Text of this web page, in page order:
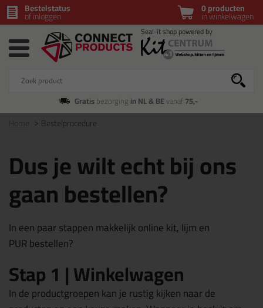
0 producten
in winkelwagen
Bestelstatus
of inloggen
Gratisbezorging in NL & BEvanaf75,-
Bestelprocedure
Dus je wilt echt bij ons
gaan bestellen?
In een paar stappen makkelijk online kit, lijm en
PUR bestellen?
Stap 1 | Winkelwagen
In de productgroepen kan je rustig kijken naar de